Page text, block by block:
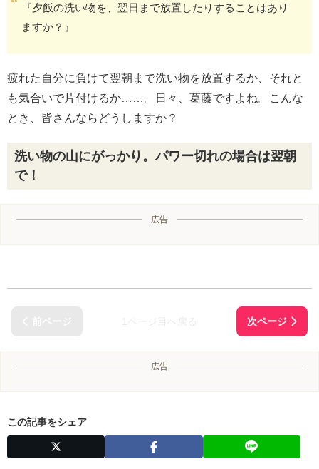
『夕飯の洗い物を、翌日まで放置したりすることはあり
ますか？』
疲れた自分に負けて翌朝まで洗い物を放置するか、それと
も気合いで片付けるか……。日々、葛藤ですよね。こんな
とき、皆さんならどうしますか？
洗い物の山にがっかり。パワー切れの場合は翌朝
で！
広告
広告
この記事をシェア